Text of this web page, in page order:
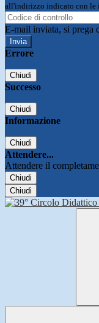
all'indirizzo indicato con le
E-mail inviata, si prega
Errore
Chiudi
Successo
Chiudi
Informazione
Chiudi
Attendere...
Attendere il
Chiudi
Chiudi